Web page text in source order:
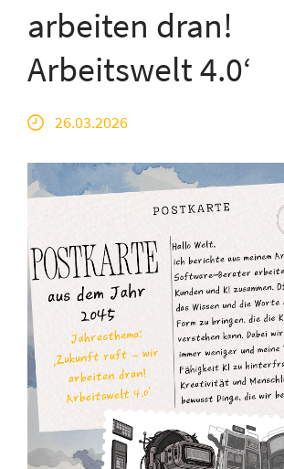
arbeiten dran!
Arbeitswelt 4.0‘
26.03.2026